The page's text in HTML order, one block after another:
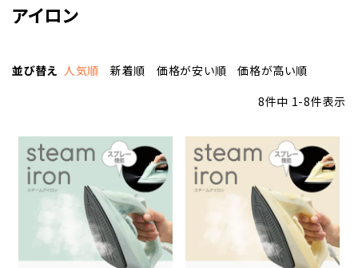
アイロン
並び替え 人気順 新着順 価格が安い順
価格が高い順
8件中 1-8件表示